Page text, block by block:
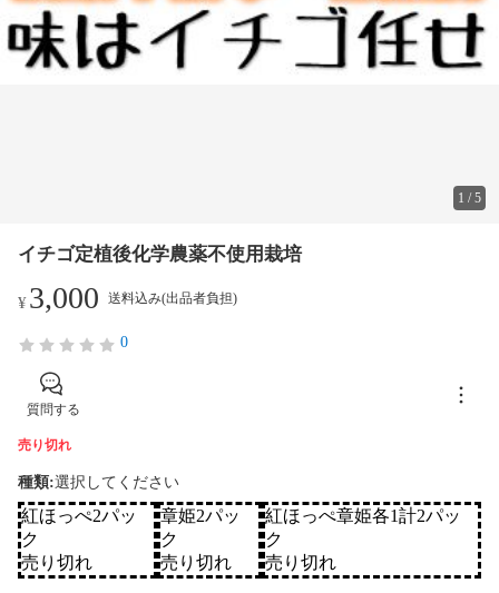
1 /5
イチゴ定植後化学農薬不使用栽培
¥3,000 送料込み(出品者負担)
0
質問する
売り切れ
種類:選択してください
紅ほっぺ2パッ
ク
売り切れ
章姫2パッ
ク
売り切れ
紅ほっぺ章姫各1計2パッ
ク
売り切れ